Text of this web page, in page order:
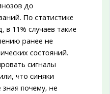
до
По статистике
11% случаев такие
ранее не
состояний.
сигналы
что синяки
почему, не